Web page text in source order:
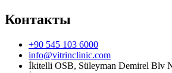
Контакты
+90 545 103 6000
info@vitrinclinic.com
İkitelli OSB, Süleyman Demirel Blv